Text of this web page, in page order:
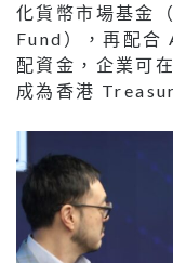
化貨幣市場基金
Fund），再配
配資金，企業可
成為香港